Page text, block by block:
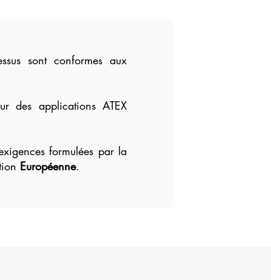
sont conformes aux
des applicationsATEX
formulées par la
Européenne.